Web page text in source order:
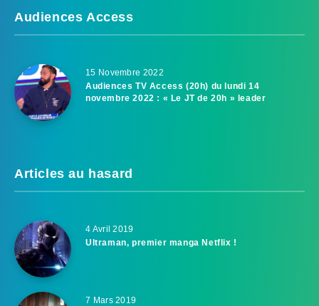
Audiences Access
15 Novembre 2022
Audiences TV Access (20h) du lundi 14
novembre 2022 : « Le JT de 20h » leader
Articles au hasard
4 Avril 2019
Ultraman, premier manga Netflix !
7 Mars 2019